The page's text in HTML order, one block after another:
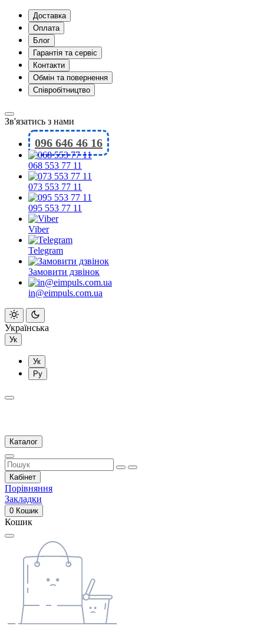
Доставка
Оплата
Блог
Гарантія та сервіс
Контакти
Обмін та повернення
Співробітництво
Зв'язатись з нами
096 646 46 16
068 553 77 11
073 553 77 11
095 553 77 11
Viber
Telegram
Замовити дзвінок
in@eimpuls.com.ua
Українська
Ук
Ук
Ру
Каталог
Кабінет
Порівняння
Закладки
0 Кошик
Кошик